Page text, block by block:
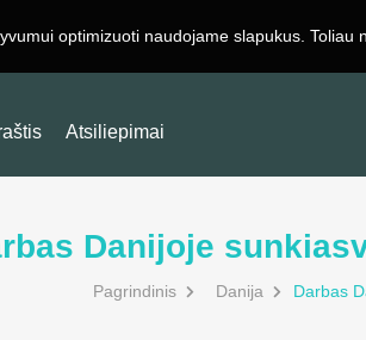
optimizuoti naudojame slapukus.
Užsienyje Registruotis Apie Mus
Atsiliepimai
Danijoje
Pagrindinis Danija Darbas